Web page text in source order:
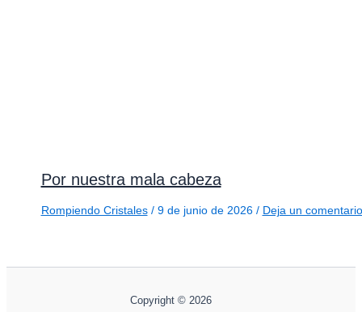
Por nuestra mala cabeza
Rompiendo Cristales/ 9 de junio de 2026 / Deja un comentario
Copyright © 2026